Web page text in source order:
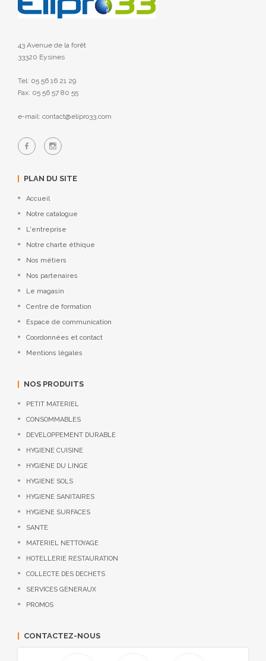
43 Avenue de la forêt
33320 Eysines
Tel: 05 56 16 21 29
Fax: 05 56 57 80 55
e-mail: contact@elipro33.com
PLAN DU SITE
Accueil
Notre catalogue
L'entreprise
Notre charte éthique
Nos métiers
Nos partenaires
Le magasin
Centre de formation
Espace de communication
Coordonnées et contact
Mentions légales
NOS PRODUITS
PETIT MATERIEL
CONSOMMABLES
DEVELOPPEMENT DURABLE
HYGIENE CUISINE
HYGIENE DU LINGE
HYGIENE SOLS
HYGIENE SANITAIRES
HYGIENE SURFACES
SANTE
MATERIEL NETTOYAGE
HOTELLERIE RESTAURATION
COLLECTE DES DECHETS
SERVICES GENERAUX
PROMOS
CONTACTEZ-NOUS